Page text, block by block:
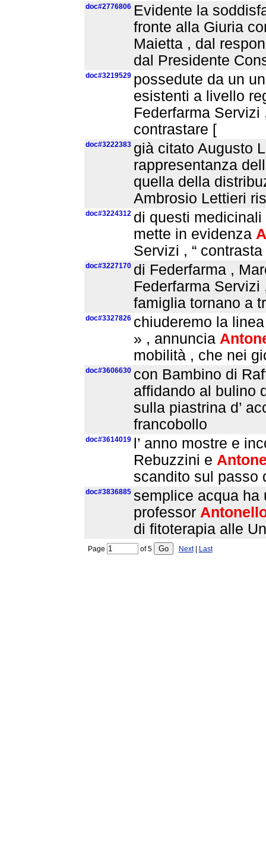
doc#2776806 Evidente la
fronte alla Giuria
Maietta , dal
dal Presidente
doc#3219529 possedute da un
esistenti a livello
Federfarma
contrastare [
doc#3222383 già citato Augusto
rappresentanza
quella della
Ambrosio Lettieri
doc#3224312 di questi
mette in evidenza
Servizi , “
doc#3227170 di Federfarma ,
Federfarma Servizi
famiglia tornano a
doc#3327826 chiuderemo la
» , annuncia
mobilità , che nei
doc#3606630 con Bambino di
affidando al bulino
sulla piastrina d’
francobollo
doc#3614019
l’ anno mostre e
Rebuzzini e
scandito sul passo
doc#3836885 semplice acqua ha
professor
di fitoterapia alle
Page of5 Next| Last